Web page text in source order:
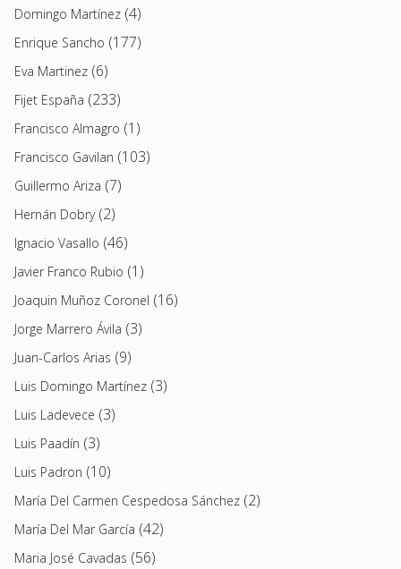
Domingo Martínez (4)
Enrique Sancho (177)
Eva Martinez (6)
Fijet España (233)
Francisco Almagro (1)
Francisco Gavilan (103)
Guillermo Ariza (7)
Hernán Dobry(2)
Ignacio Vasallo (46)
Javier Franco Rubio (1)
Joaquin Muñoz Coronel (16)
Jorge Marrero Ávila (3)
Juan-Carlos Arias (9)
Luis Domingo Martínez (3)
Luis Ladevece (3)
Luis Paadín (3)
Luis Padron (10)
María Del Carmen Cespedosa Sánchez (2)
María Del Mar García (42)
Maria José Cavadas (56)